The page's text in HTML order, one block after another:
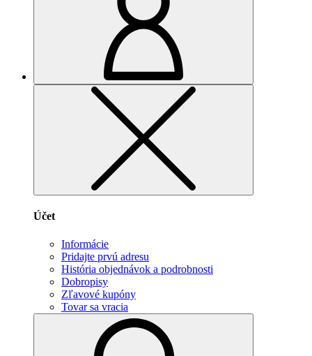
Účet
Informácie
Pridajte prvú adresu
História objednávok a podrobnosti
Dobropisy
Zľavové kupóny
Tovar sa vracia